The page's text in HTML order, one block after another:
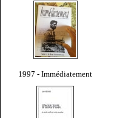
1997 - Immédiatement